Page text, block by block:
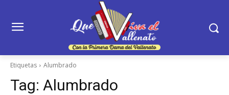
Etiquetas Alumbrado
Tag: Alumbrado